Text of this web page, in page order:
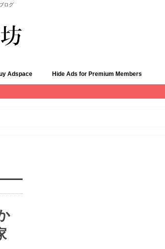
ログ
Adspace Hide Ads for Premium Members